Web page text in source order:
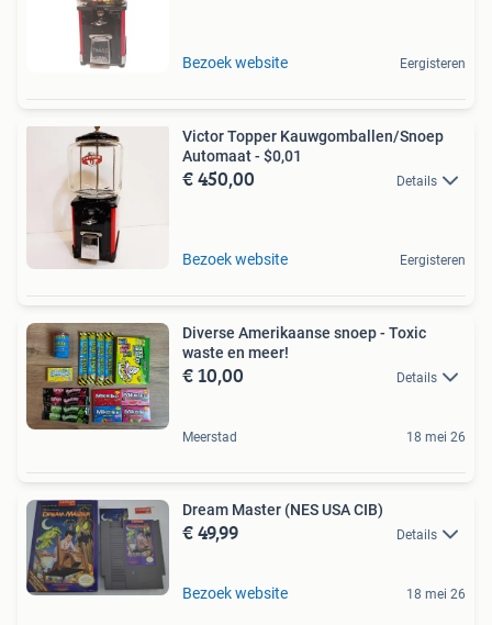
Bezoek website Eergisteren
Victor Topper Kauwgomballen/Snoep
Automaat - $0,01
€ 450,00 Details
Bezoek website Eergisteren
Diverse Amerikaanse snoep - Toxic
waste en meer!
€ 10,00 Details
Meerstad 18 mei 26
Dream Master (NES USA CIB)
€ 49,99 Details
Bezoek website 18 mei 26